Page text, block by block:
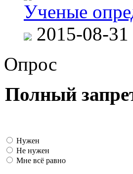
Ученые
2015-08-
Опрос
Полный
Нужен
Не нужен
Мне всё равно